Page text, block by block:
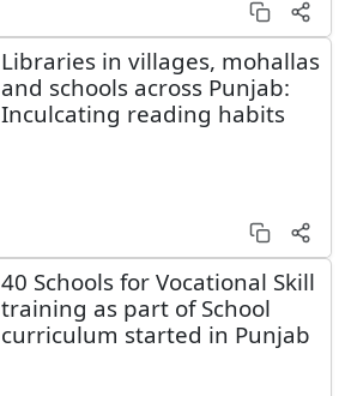
Libraries in villages, mohallas
and schools across Punjab:
Inculcating reading habits
40 Schools for Vocational Skill
training as part of School
curriculum started in Punjab